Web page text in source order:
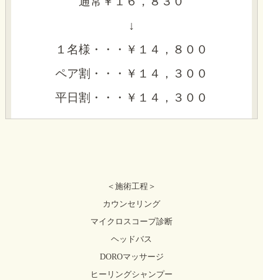
↓
１名様・・・￥１４，８００
ペア割・・・￥１４，３００
平日割・・・￥１４，３００
＜施術工程＞
カウンセリング
マイクロスコープ診断
ヘッドバス
DOROマッサージ
ヒーリングシャンプー